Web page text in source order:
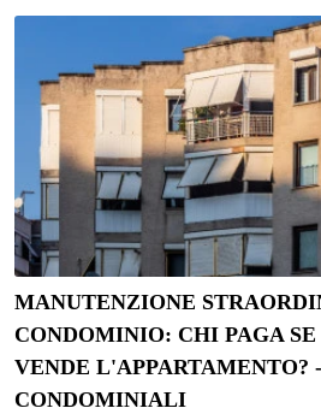
MANUTENZIONE
CONDOMINIO: CHI PAGA
VENDE L'APPARTAMENTO? -
CONDOMINIALI